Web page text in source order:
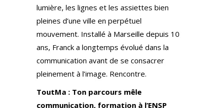
lumière, les lignes et les assiettes bien
pleines d’une ville en perpétuel
mouvement. Installé à Marseille depuis 10
ans, Franck a longtemps évolué dans la
communication avant de se consacrer
pleinement à l’image. Rencontre.
ToutMa : Ton parcours mêle
communication, formation à l’ENSP